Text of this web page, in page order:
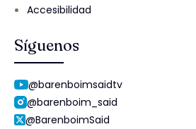
Accesibilidad
Síguenos
@barenboimsaidtv
@barenboim_said
@BarenboimSaid